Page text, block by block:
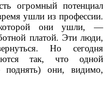
огромный потенциал
ушли из профессии.
они ушли, —
платой. Эти люди,
Но сегодня
так, что одной
поднять) они, видимо,